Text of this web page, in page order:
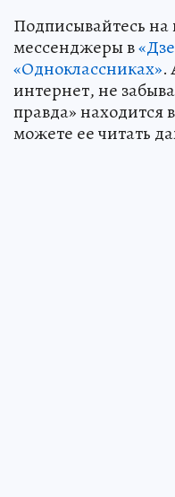
Подписывайтесь
мессенджеры в
«Одноклассниках».
интернет, не
правда» находится в
можете ее читать